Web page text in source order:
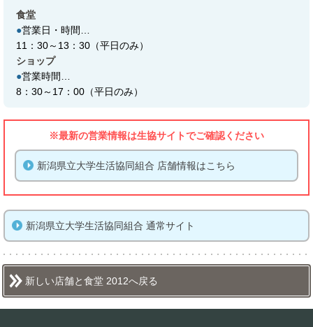
食堂
●営業日・時間…
11：30～13：30（平日のみ）
ショップ
●営業時間…
8：30～17：00（平日のみ）
※最新の営業情報は生協サイトでご確認ください
新潟県立大学生活協同組合 店舗情報はこちら
新潟県立大学生活協同組合 通常サイト
新しい店舗と食堂 2012へ戻る